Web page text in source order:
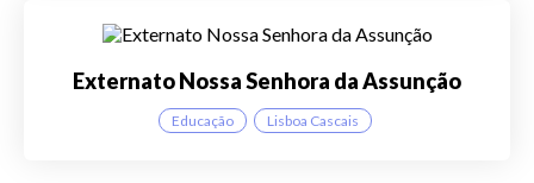
Externato Nossa Senhora da Assunção
Educação Lisboa Cascais